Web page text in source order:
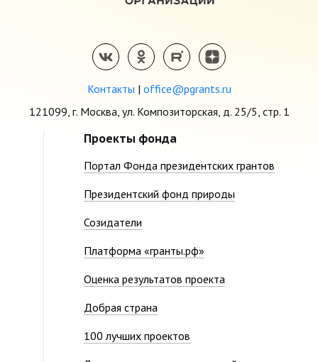
Контакты | office@pgrants.ru
121099, г. Москва, ул. Композиторская, д. 25/5, стр. 1
Проекты фонда
Портал Фонда президентских грантов
Президентский фонд природы
Созидатели
Платформа «гранты.рф»
Оценка результатов проекта
Добрая страна
100 лучших проектов